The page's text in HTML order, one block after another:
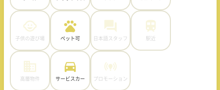
子供の遊び場 ペット可 日本語スタッフ 駅近
高層物件 サービスカー プロモーション